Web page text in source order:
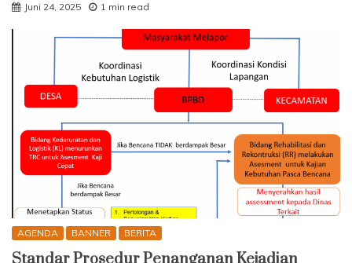
Juni 24, 2025 1 min read
AGENDA BANNER BERITA